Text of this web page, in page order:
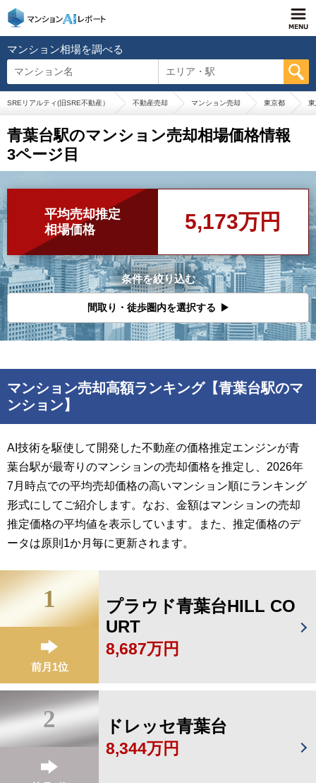
マンション相場を調べる
マンション名 エリア・駅
SREリアルティ(旧SRE不動産） 不動産売却 マンション売却 東京都
青葉台駅のマンション売却相場価格情報
3ページ目
平均売却推定
相場価格
5,173万円
条件を絞り込む
間取り・徒歩圏内を選択する
マンション売却高額ランキング【青葉台駅のマ
ンション】
AI技術を駆使して開発した不動産の価格推定エンジンが青
葉台駅が最寄りのマンションの売却価格を推定し、2026年
7月時点での平均売却価格の高いマンション順にランキング
形式にしてご紹介します。なお、金額はマンションの売却
推定価格の平均値を表示しています。また、推定価格のデ
ータは原則1か月毎に更新されます。
1
前月1位
プラウド青葉台HILL CO
URT
8,687万円
2 ドレッセ青葉台
8,344万円